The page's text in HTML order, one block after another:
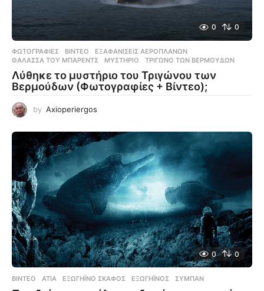
0 0
ΦΩΤΟΓΡΑΦΊΕΣ ,ΒΊΝΤΕΟ ΕΞΑΦΑΝΊΣΕΙΣ ΑΕΡΟΠΛΆΝΩΝ
ΘΆΛΑΣΣΑ ΤΟΥ ΜΠΆΡΕΝΤΣ
,ΜΥΣΤΉΡΙΟ ,ΤΡΊΓΩΝΟ ΤΩΝ ΒΕΡΜΟΎΔΩΝ
Λύθηκε το μυστήριο του Τριγώνου των
Βερμούδων (Φωτογραφίες + Βίντεο);
by Axioperiergos
0 0
ΒΊΝΤΕΟ ΑΤΙΑ ,ΕΞΩΓΉΙΝΟ ΣΚΆΦΟΣ ,ΕΞΩΓΉΙΝΟΣ ,ΣΎΜΠΑΝ